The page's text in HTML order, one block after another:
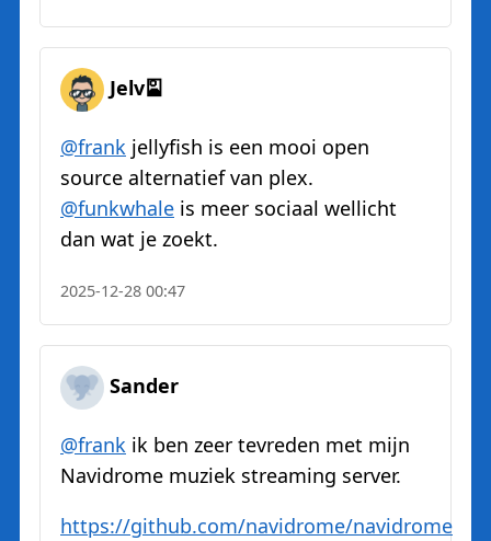
Jelv🎴
@frank jellyfish is een mooi open
source alternatief van plex.
@funkwhale is meer sociaal wellicht
dan wat je zoekt.
2025-12-28 00:47
Sander
@frank ik ben zeer tevreden met mijn
Navidrome muziek streaming server.
https://github.com/navidrome/navidrome